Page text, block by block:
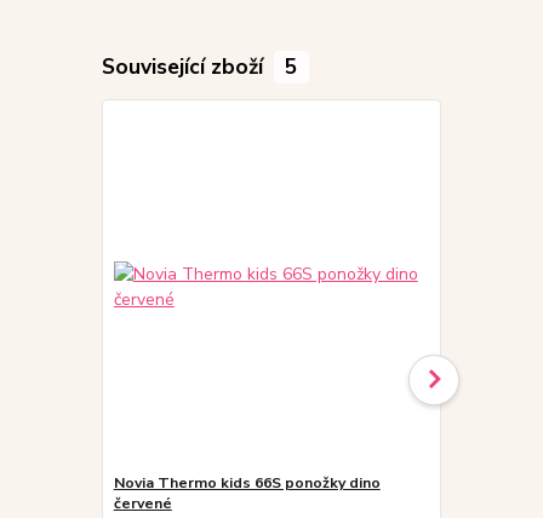
Související zboží 5
Novia Thermo kids 66S ponožky dino
červené